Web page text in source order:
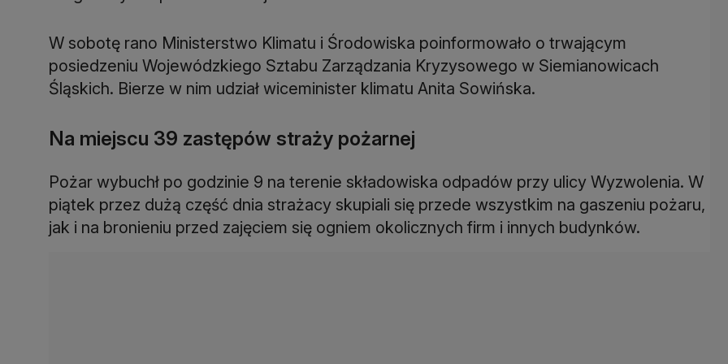
W sobotę rano Ministerstwo Klimatu i Środowiska poinformowało o trwającym
posiedzeniu Wojewódzkiego Sztabu Zarządzania Kryzysowego w Siemianowicach
Śląskich. Bierze w nim udział wiceminister klimatu Anita Sowińska.
Na miejscu 39 zastępów straży pożarnej
Pożar wybuchł po godzinie 9 na terenie składowiska odpadów przy ulicy Wyzwolenia. W
piątek przez dużą część dnia strażacy skupiali się przede wszystkim na gaszeniu pożaru,
jak i na bronieniu przed zajęciem się ogniem okolicznych firm i innych budynków.